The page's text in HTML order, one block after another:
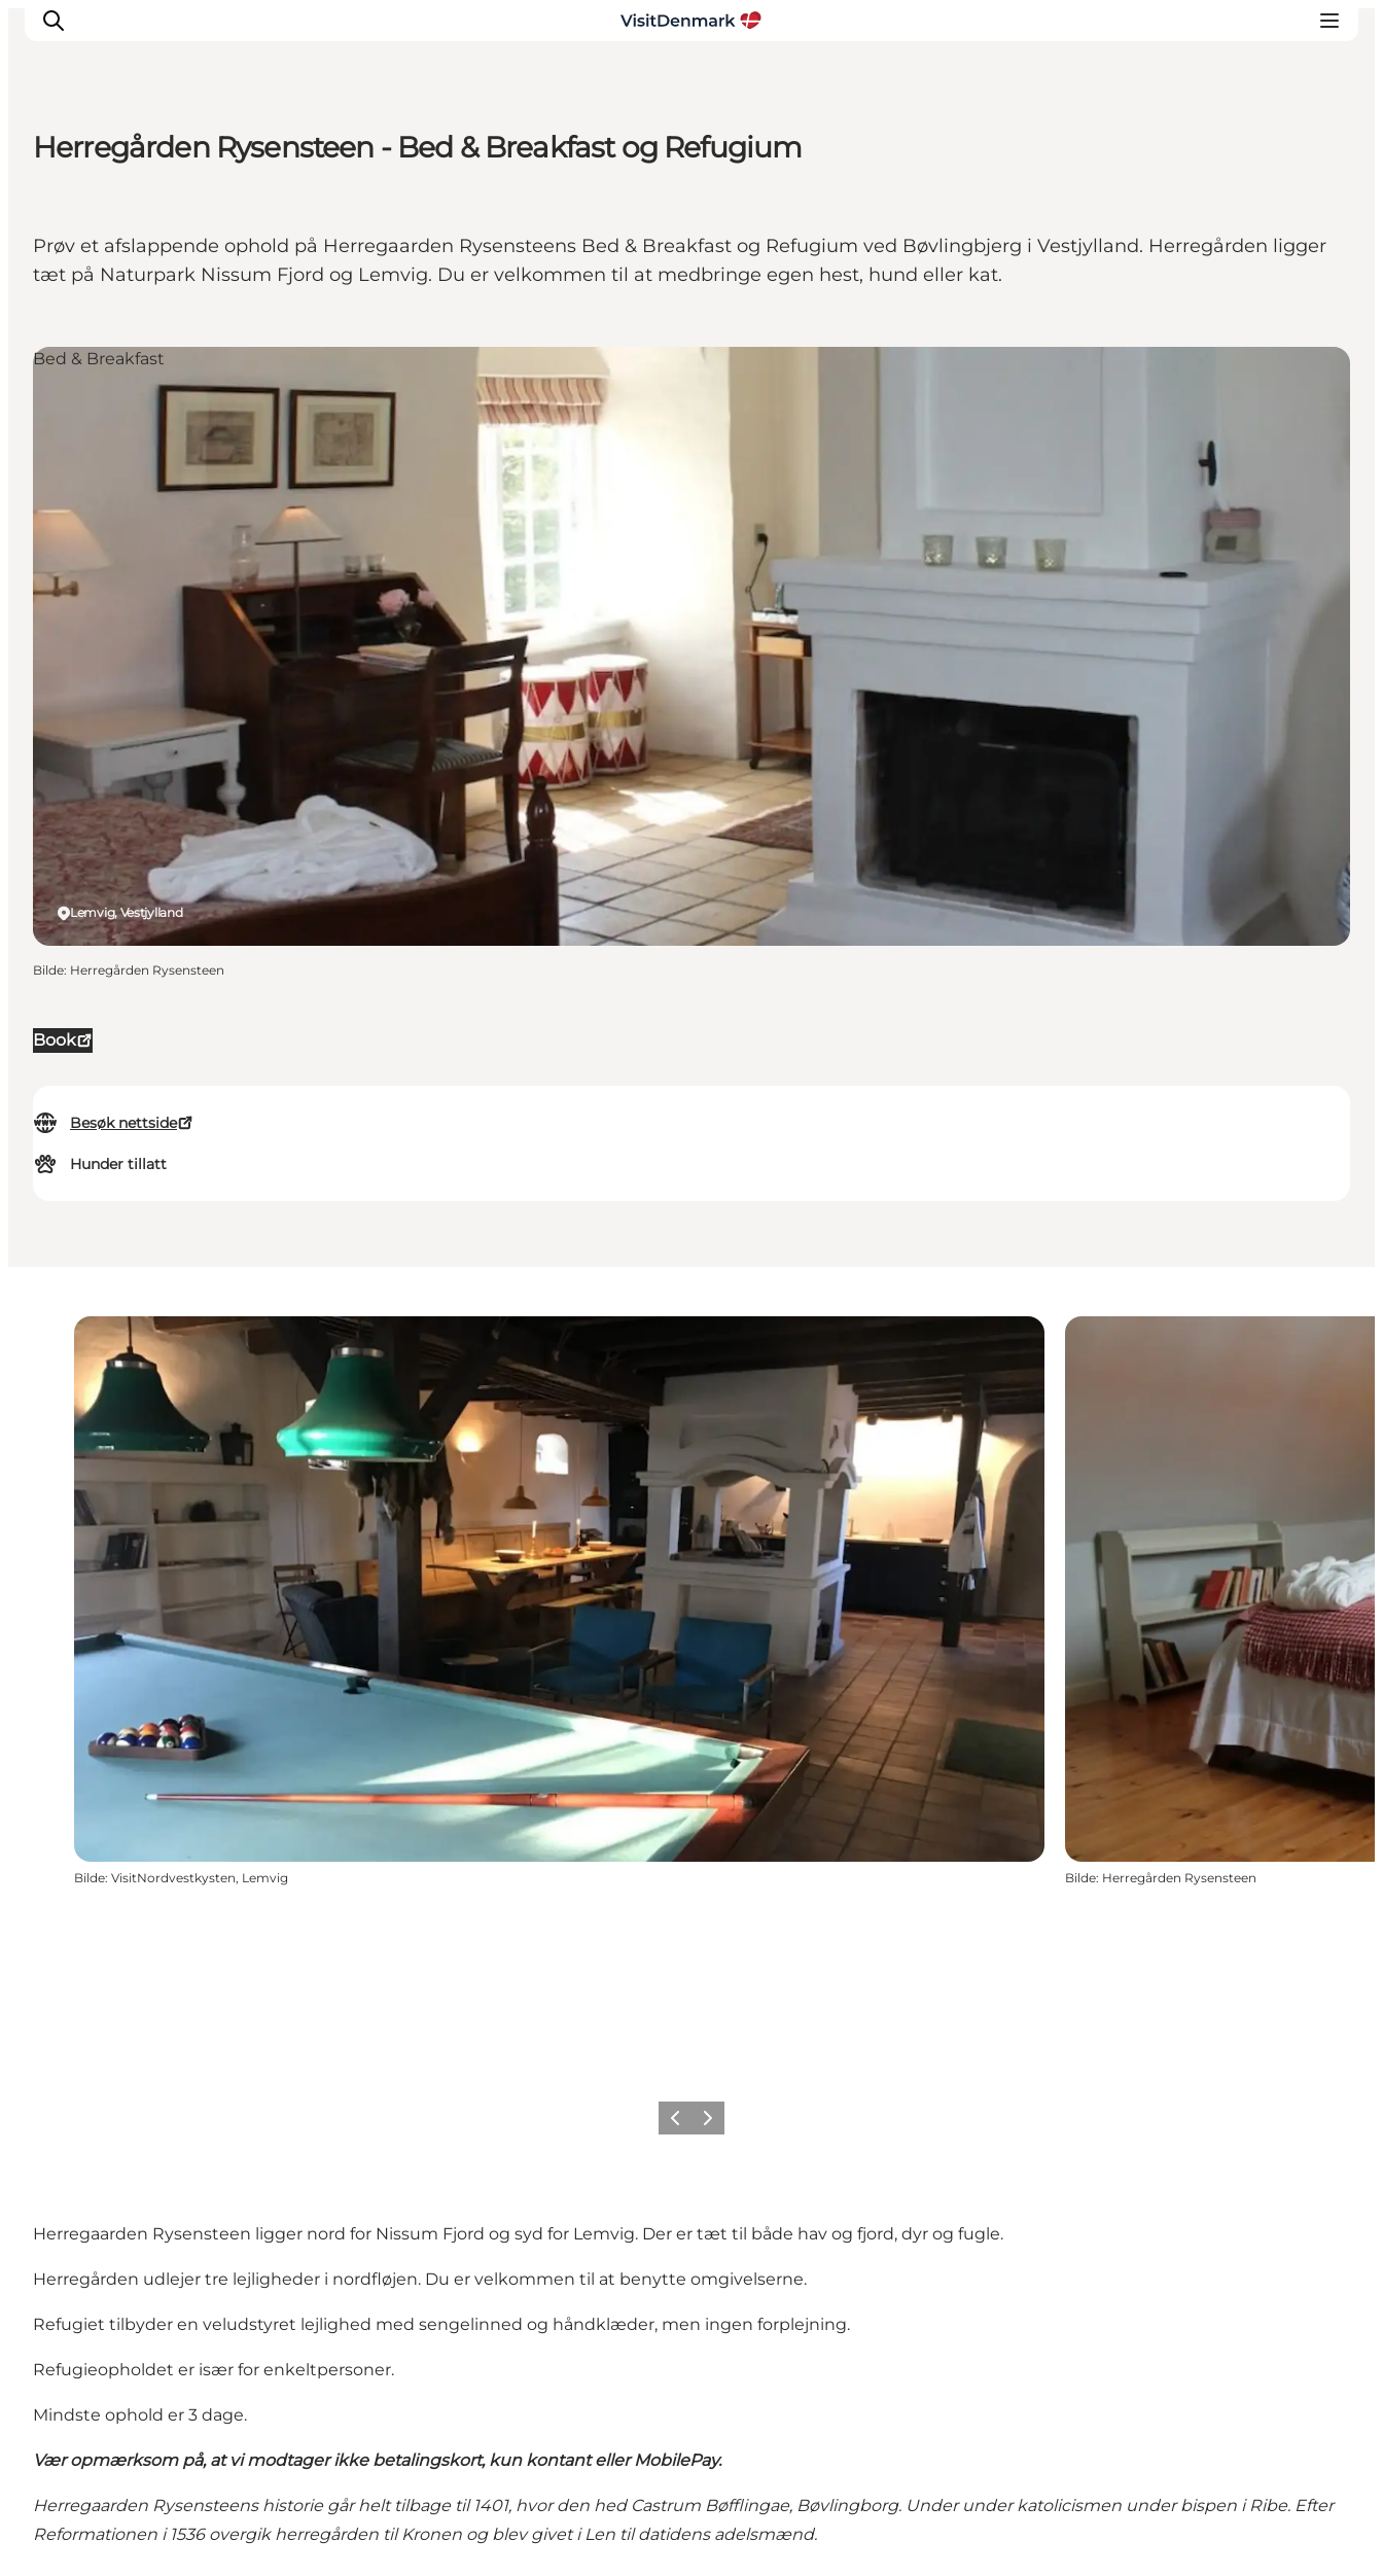
Aktiviteter
Overnatting
Planlegg reisen
Herregården Rysensteen - Bed & Breakfast og Refugium
Prøv et afslappende ophold på Herregaarden Rysensteens Bed & Breakfast og Refugium ved Bøvlingbjerg i Vestjylland. Herregården ligger
tæt på Naturpark Nissum Fjord og Lemvig. Du er velkommen til at medbringe egen hest, hund eller kat.
Book
Besøk nettside
Hunder tillatt
Lemvig, Vestjylland
Bed & Breakfast
Bilde: Herregården Rysensteen
Bilde: VisitNordvestkysten, Lemvig Bilde: Herregården Rysensteen
ForrigeNeste
Herregaarden Rysensteen ligger nord for Nissum Fjord og syd for Lemvig. Der er tæt til både hav og fjord, dyr og fugle.
Herregården udlejer tre lejligheder i nordfløjen. Du er velkommen til at benytte omgivelserne.
Refugiet tilbyder en veludstyret lejlighed med sengelinned og håndklæder, men ingen forplejning.
Refugieopholdet er især for enkeltpersoner.
Mindste ophold er 3 dage.
Vær opmærksom på, at vi modtager ikke betalingskort, kun kontant eller MobilePay.
Herregaarden Rysensteens historie går helt tilbage til 1401, hvor den hed Castrum Bøfflingae, Bøvlingborg. Under under katolicismen under bispen i Ribe. Efter
Reformationen i 1536 overgik herregården til Kronen og blev givet i Len til datidens adelsmænd.